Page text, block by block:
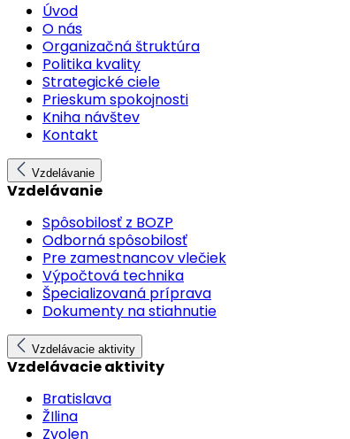
Úvod
O nás
Organizačná štruktúra
Politika kvality
Strategické ciele
Prieskum spokojnosti
Kniha návštev
Kontakt
Vzdelávanie
Vzdelávanie
Spôsobilosť z BOZP
Odborná spôsobilosť
Pre zamestnancov vlečiek
Výpočtová technika
Špecializovaná príprava
Dokumenty na stiahnutie
Vzdelávacie aktivity
Vzdelávacie aktivity
Bratislava
ŽIlina
Zvolen